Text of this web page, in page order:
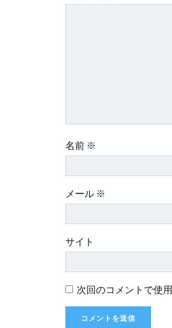
名前 ※
メール ※
サイト
次回のコメントで使